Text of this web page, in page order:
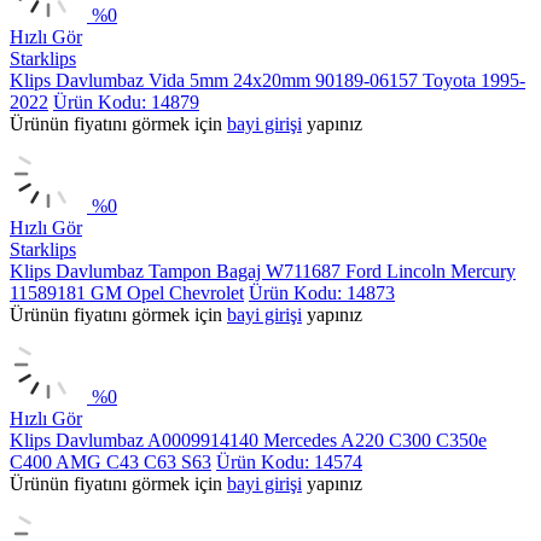
%0
Hızlı Gör
Starklips
Klips Davlumbaz Vida 5mm 24x20mm 90189-06157 Toyota 1995-
2022 Ürün Kodu: 14879
Ürünün fiyatını görmek için bayi girişi yapınız
%0
Hızlı Gör
Starklips
Klips Davlumbaz Tampon Bagaj W711687 Ford Lincoln Mercury
11589181 GM Opel Chevrolet Ürün Kodu: 14873
Ürünün fiyatını görmek için bayi girişi yapınız
%0
Hızlı Gör
Klips Davlumbaz A0009914140 Mercedes A220 C300 C350e
C400 AMG C43 C63 S63 Ürün Kodu: 14574
Ürünün fiyatını görmek için bayi girişi yapınız